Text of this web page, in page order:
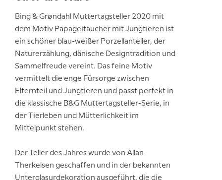
Bing & Grøndahl Muttertagsteller 2020 mit
dem Motiv Papageitaucher mit Jungtieren ist
ein schöner blau-weißer Porzellanteller, der
Naturerzählung, dänische Designtradition und
Sammelfreude vereint. Das feine Motiv
vermittelt die enge Fürsorge zwischen
Elternteil und Jungtieren und passt perfekt in
die klassische B&G Muttertagsteller-Serie, in
der Tierleben und Mütterlichkeit im
Mittelpunkt stehen.
Der Teller des Jahres wurde von Allan
Therkelsen geschaffen und in der bekannten
Unterglasurdekoration ausgeführt, die die